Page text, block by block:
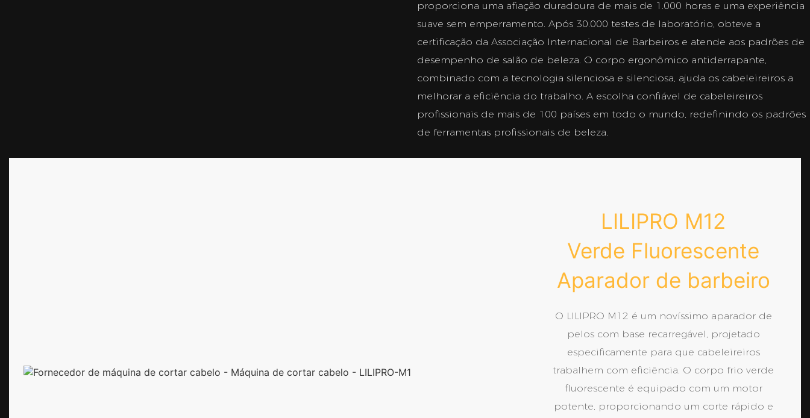
proporciona uma afiação duradoura de mais de 1.000 horas e uma experiência
suave sem emperramento. Após 30.000 testes de laboratório, obteve a
certificação da Associação Internacional de Barbeiros e atende aos padrões de
desempenho de salão de beleza. O corpo ergonômico antiderrapante,
combinado com a tecnologia silenciosa e silenciosa, ajuda os cabeleireiros a
melhorar a eficiência do trabalho. A escolha confiável de cabeleireiros
profissionais de mais de 100 países em todo o mundo, redefinindo os padrões
de ferramentas profissionais de beleza.
LILIPRO M12
Verde Fluorescente
Aparador de barbeiro
O LILIPRO M12 é um novíssimo aparador de
pelos com base recarregável, projetado
especificamente para que cabeleireiros
trabalhem com eficiência. O corpo frio verde
fluorescente é equipado com um motor
potente, proporcionando um corte rápido e